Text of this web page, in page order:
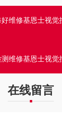
维修基恩士视觉控制器
维修基恩士视觉控制
在线留言